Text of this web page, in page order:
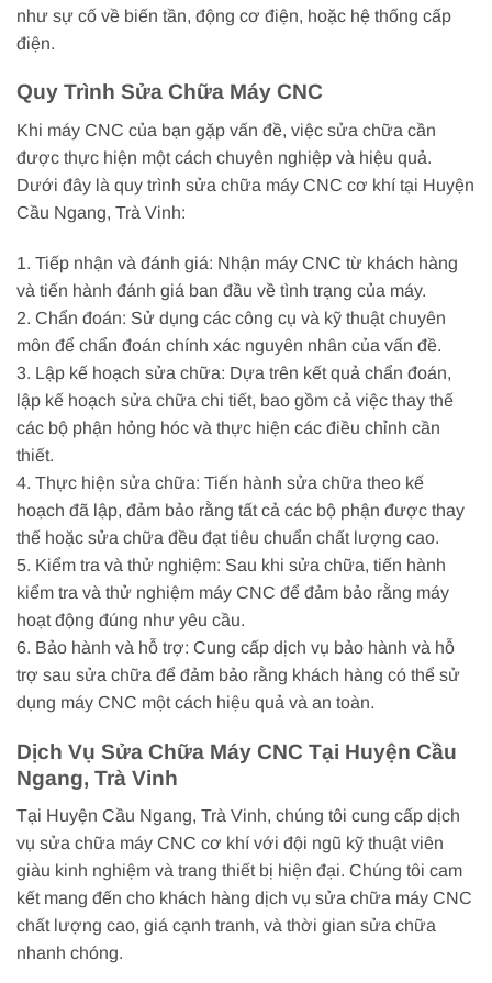
như sự cố về biến tần, động cơ điện, hoặc hệ thống cấp
điện.
Quy Trình Sửa Chữa Máy CNC
Khi máy CNC của bạn gặp vấn đề, việc sửa chữa cần
được thực hiện một cách chuyên nghiệp và hiệu quả.
Dưới đây là quy trình sửa chữa máy CNC cơ khí tại Huyện
Cầu Ngang, Trà Vinh:
1. Tiếp nhận và đánh giá: Nhận máy CNC từ khách hàng
và tiến hành đánh giá ban đầu về tình trạng của máy.
2. Chẩn đoán: Sử dụng các công cụ và kỹ thuật chuyên
môn để chẩn đoán chính xác nguyên nhân của vấn đề.
3. Lập kế hoạch sửa chữa: Dựa trên kết quả chẩn đoán,
lập kế hoạch sửa chữa chi tiết, bao gồm cả việc thay thế
các bộ phận hỏng hóc và thực hiện các điều chỉnh cần
thiết.
4. Thực hiện sửa chữa: Tiến hành sửa chữa theo kế
hoạch đã lập, đảm bảo rằng tất cả các bộ phận được thay
thế hoặc sửa chữa đều đạt tiêu chuẩn chất lượng cao.
5. Kiểm tra và thử nghiệm: Sau khi sửa chữa, tiến hành
kiểm tra và thử nghiệm máy CNC để đảm bảo rằng máy
hoạt động đúng như yêu cầu.
6. Bảo hành và hỗ trợ: Cung cấp dịch vụ bảo hành và hỗ
trợ sau sửa chữa để đảm bảo rằng khách hàng có thể sử
dụng máy CNC một cách hiệu quả và an toàn.
Dịch Vụ Sửa Chữa Máy CNC Tại Huyện Cầu
Ngang, Trà Vinh
Tại Huyện Cầu Ngang, Trà Vinh, chúng tôi cung cấp dịch
vụ sửa chữa máy CNC cơ khí với đội ngũ kỹ thuật viên
giàu kinh nghiệm và trang thiết bị hiện đại. Chúng tôi cam
kết mang đến cho khách hàng dịch vụ sửa chữa máy CNC
chất lượng cao, giá cạnh tranh, và thời gian sửa chữa
nhanh chóng.